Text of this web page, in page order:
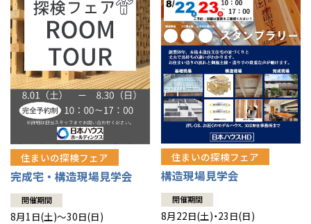
住まいの探検フェア
完成宅・構造現場見学会
開催期間
8月1日(土)～30日(日)
住まいの探検フェア
構造現場見学会
開催期間
8月22日(土)・23日(日)
群馬
滋賀
和歌山
鳥取
島根
広島
山口
徳島
高知
熊本
大分
宮崎
鹿児島
長崎
沖縄
くの展示場又は店舗にお問合せください。移住の計画の方もご相談対
応します。お気軽にご相談ください。
栃木県
宇都宮
小山
群馬県
群馬
伊勢崎
熊本県
熊本
大分県
大分
宮崎県
宮崎
鹿児島県
鹿児島